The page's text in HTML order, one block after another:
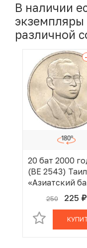
В наличии
экземпляры
различной
20 бат 2000
(BE 2543)
«Азиатский
развития»
250 225 руб.
В